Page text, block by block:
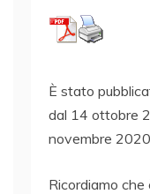
È stato
dal 14 ottobre
novembre 2020.
Ricordiamo